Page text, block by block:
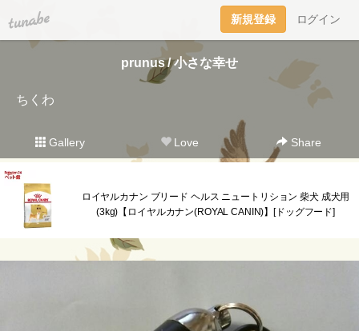
tuna.be 新規登録 ログイン
prunus / 小さな幸せ
ちくわ
Gallery Love Share
ロイヤルカナン ブリード ヘルス ニュートリション 柴犬 成犬用
(3kg)【ロイヤルカナン(ROYAL CANIN)】[ドッグフード]